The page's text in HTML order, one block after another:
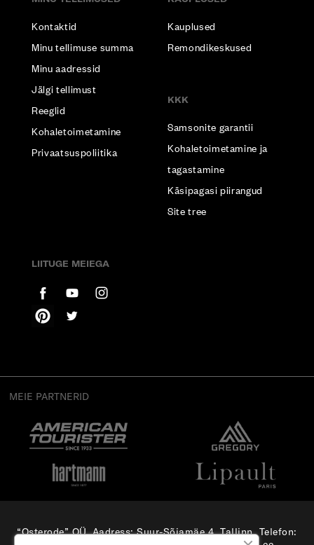
Kontaktid
Minu tellimuse summa
Minu aadressid
Jälgi tellimust
Reeglid
Kohaletoimetamine
Privaatsuspoliitika
Kauplused
Remondikeskused
KKK
Samsonite garantii
Kohaletoimetamine ja
tagastamine
Käsipagasi piirangud
Site tree
LIITUGE MEIEGA
MEIE PARTNERID
“Osterode” OÜ, Aadress: Suur-Sõjamäe 4, Tallinn, Telefon: